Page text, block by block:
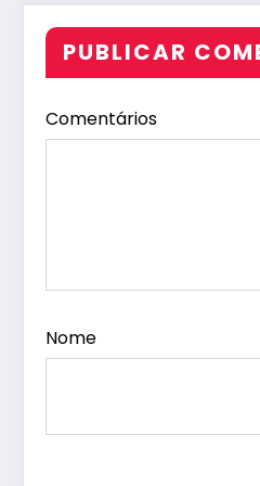
PUBLICAR
Comentários
Nome